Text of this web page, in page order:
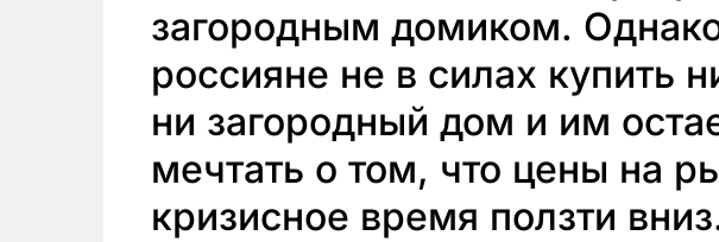
загородным домиком.
россияне не в силах купить
ни загородный дом и им
мечтать о том, что цены на
кризисное время ползти